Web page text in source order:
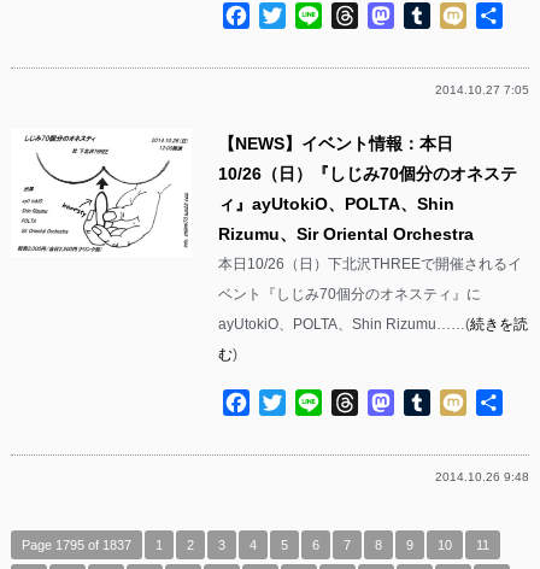
Facebook
TwitterLine ThreadsMastodon
Tumblr
Mixi
2014.10.27 7:05
【NEWS】イベント情報：本日
10/26（日）『しじみ70個分のオネステ
ィ』ayUtokiO、POLTA、Shin
Rizumu、Sir Oriental Orchestra
本日10/26（日）下北沢THREEで開催されるイ
ベント『しじみ70個分のオネスティ』に
ayUtokiO、POLTA、Shin Rizumu……(続きを読
む)
Facebook
TwitterLine ThreadsMastodon
Tumblr
Mixi
2014.10.26 9:48
Page 1795 of 1837 1 2 3 4 5 6 7 8 9 10 11